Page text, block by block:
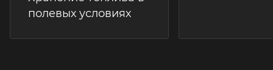
полевых условиях